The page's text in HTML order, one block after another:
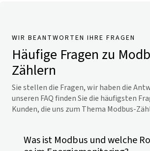
WIR BEANTWORTEN IHRE FRAGEN
Häufige Fragen zu
Zählern
Sie stellen die Fragen, wir haben die
unseren FAQ finden Sie die häufigsten
Kunden, die uns zum Thema Modbus-
Was ist Modbus und welche